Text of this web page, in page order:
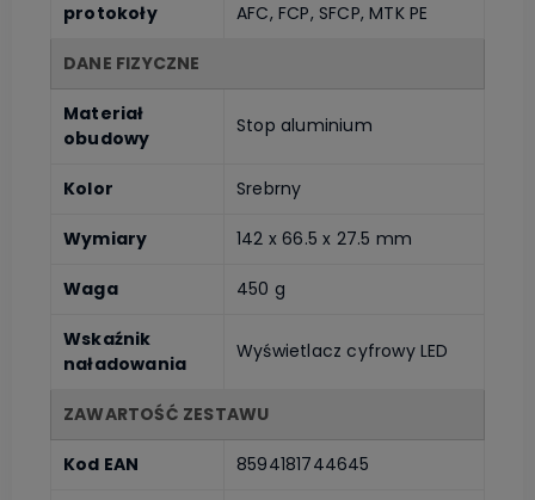
protokoły
AFC, FCP, SFCP, MTK PE
DANE FIZYCZNE
Materiał
obudowy
Stop aluminium
Kolor Srebrny
Wymiary 142 x 66.5 x 27.5 mm
Waga 450 g
Wskaźnik
naładowania
Wyświetlacz cyfrowy LED
ZAWARTOŚĆ ZESTAWU
Kod EAN 8594181744645